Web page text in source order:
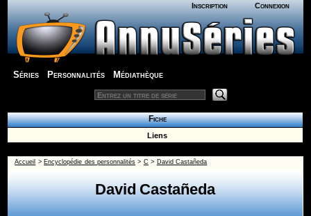
Inscription Connexion
Séries Personnalités Médiathèque
Fiche
Liens
Accueil > Encyclopédie des personnalités > C > David Castañeda
David Castañeda